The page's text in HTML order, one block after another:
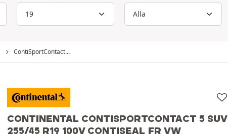
ContiSportContact...
CONTINENTAL CONTISPORTCONTACT 5 SUV
255/45 R19 100V CONTISEAL FR VW